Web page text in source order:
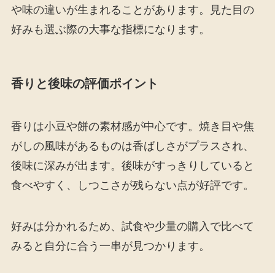
や味の違いが生まれることがあります。見た目の
好みも選ぶ際の大事な指標になります。
香りと後味の評価ポイント
香りは小豆や餅の素材感が中心です。焼き目や焦
がしの風味があるものは香ばしさがプラスされ、
後味に深みが出ます。後味がすっきりしていると
食べやすく、しつこさが残らない点が好評です。
好みは分かれるため、試食や少量の購入で比べて
みると自分に合う一串が見つかります。